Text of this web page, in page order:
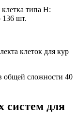
типа H:
136 шт.
клеток для кур
общей сложности 40
систем для